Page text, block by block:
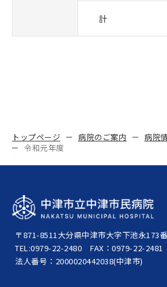
計
トップページ 病院のご案内
病院
令和元年度
〒871-8511大分県中津市大字下池永173
TEL:0979-22-2480
FAX：0979-22-2481
法人番号：2000020442038(中津市)